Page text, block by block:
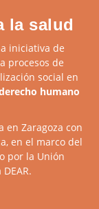
la salud
iniciativa de
procesos de
social en
humano
en Zaragoza con
en el marco del
por la Unión